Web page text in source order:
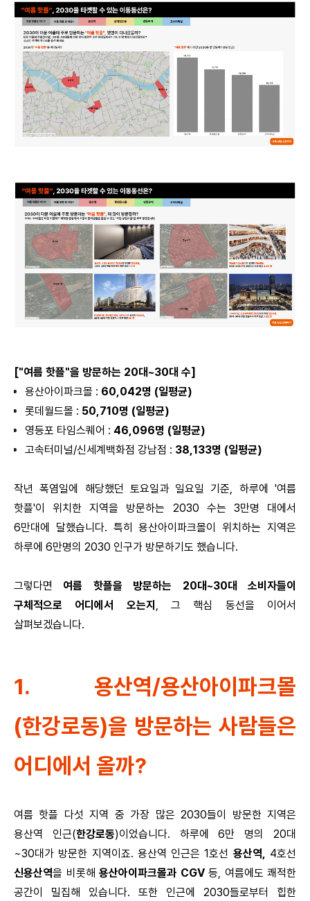
["여름 핫플"을 방문하는 20대~30대 수]
용산아이파크몰 : 60,042명 (일평균)
롯데월드몰 : 50,710명 (일평균)
영등포 타임스퀘어 : 46,096명 (일평균)
고속터미널/신세계백화점 강남점 : 38,133명 (일평균)
작년 폭염일에 해당했던 토요일과 일요일 기준, 하루에 '여름
핫플'이 위치한 지역을 방문하는 2030 수는 3만명 대에서
6만대에 달했습니다. 특히 용산아이파크몰이 위치하는 지역은
하루에 6만명의 2030 인구가 방문하기도 했습니다.
그렇다면 여름 핫플을 방문하는 20대~30대 소비자들이
구체적으로 어디에서 오는지
, 그 핵심 동선을 이어서
살펴보겠습니다.
1. 용산역/용산아이파크몰
(한강로동)을 방문하는 사람들은
어디에서 올까?
여름 핫플 다섯 지역 중 가장 많은 2030들이 방문한 지역은
용산역 인근(한강로동)이었습니다. 하루에 6만 명의 20대
~30대가 방문한 지역이죠. 용산역 인근은 1호선 용산역,
4호선
신용산역을 비롯해 용산아이파크몰과 CGV등, 여름에도 쾌적한
공간이 밀집해 있습니다. 또한 인근에 2030들로부터 힙한